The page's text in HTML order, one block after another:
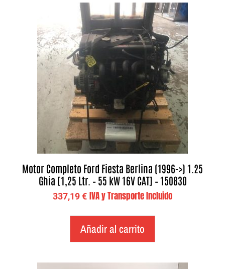
Motor Completo Ford Fiesta Berlina (1996->) 1.25
Ghia [1,25 Ltr. – 55 kW 16V CAT] – 150830
337,19€ IVA y Transporte Incluido
Añadir al carrito